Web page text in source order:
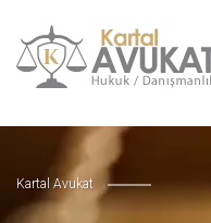
Kartal Avukat